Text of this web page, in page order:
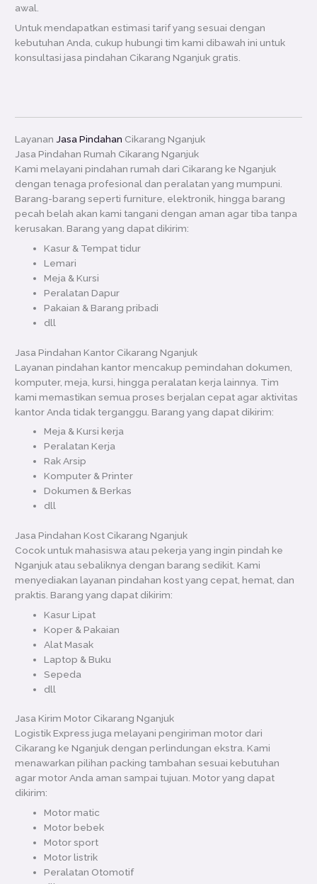
awal.
Untuk mendapatkan estimasi tarif yang sesuai dengan
kebutuhan Anda, cukup hubungi tim kami dibawah ini untuk
konsultasi jasa pindahan Cikarang Nganjuk gratis.
LayananJasa Pindahan Cikarang Nganjuk
Jasa Pindahan Rumah Cikarang Nganjuk
Kami melayani pindahan rumah dari Cikarang ke Nganjuk
dengan tenaga profesional dan peralatan yang mumpuni.
Barang-barang seperti furniture, elektronik, hingga barang
pecah belah akan kami tangani dengan aman agar tiba tanpa
kerusakan. Barang yang dapat dikirim:
Kasur & Tempat tidur
Lemari
Meja & Kursi
Peralatan Dapur
Pakaian & Barang pribadi
dll
Jasa Pindahan Kantor Cikarang Nganjuk
Layanan pindahan kantor mencakup pemindahan dokumen,
komputer, meja, kursi, hingga peralatan kerja lainnya. Tim
kami memastikan semua proses berjalan cepat agar aktivitas
kantor Anda tidak terganggu. Barang yang dapat dikirim:
Meja & Kursi kerja
Peralatan Kerja
Rak Arsip
Komputer & Printer
Dokumen & Berkas
dll
Jasa Pindahan Kost Cikarang Nganjuk
Cocok untuk mahasiswa atau pekerja yang ingin pindah ke
Nganjuk atau sebaliknya dengan barang sedikit. Kami
menyediakan layanan pindahan kost yang cepat, hemat, dan
praktis. Barang yang dapat dikirim:
Kasur Lipat
Koper & Pakaian
Alat Masak
Laptop & Buku
Sepeda
dll
Jasa Kirim Motor Cikarang Nganjuk
Logistik Express juga melayani pengiriman motor dari
Cikarang ke Nganjuk dengan perlindungan ekstra. Kami
menawarkan pilihan packing tambahan sesuai kebutuhan
agar motor Anda aman sampai tujuan. Motor yang dapat
dikirim:
Motor matic
Motor bebek
Motor sport
Motor listrik
Peralatan Otomotif